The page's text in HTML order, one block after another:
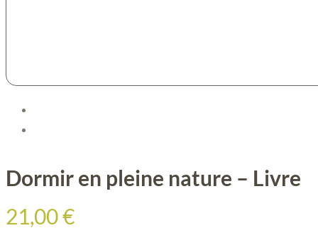
Dormir en pleine nature – Livre
21,00€